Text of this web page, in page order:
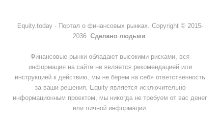
Equity.today - Портал о финансовых рынках. Copyright © 2015-
2036. Сделано людьми
Финансовые рынки обладают высокими рисками, вся
информация на сайте не является рекомендацией или
инструкцией к действию, мы не берем на себя ответственность
за ваши решения. Equity является исключительно
информационным проектом, мы никогда не требуем от вас денег
или личной информации.